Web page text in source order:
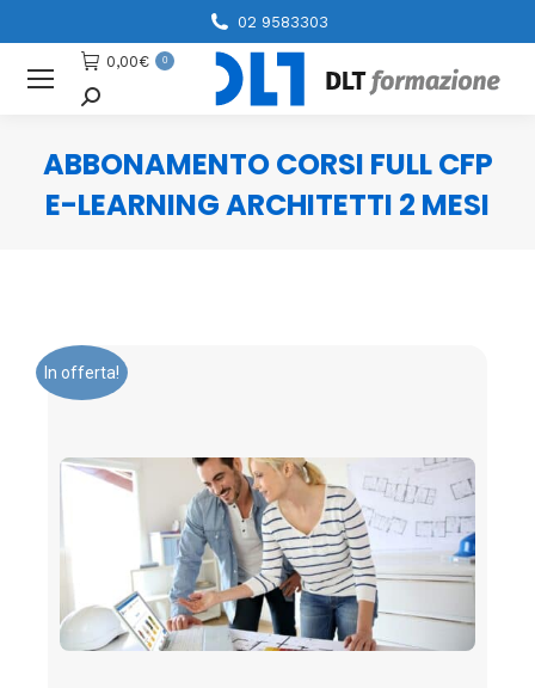
02 9583303
0,00€ 0
Cerca
ABBONAMENTO CORSI FULL CFP
E-LEARNING ARCHITETTI 2 MESI
In offerta!